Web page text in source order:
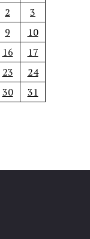
2
3
9
10
16
17
23
24
30 31